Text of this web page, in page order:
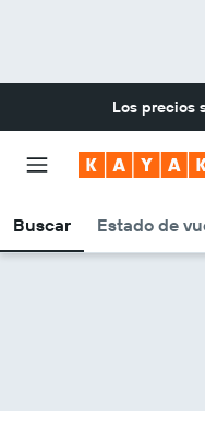
Los precios
Buscar Estado de